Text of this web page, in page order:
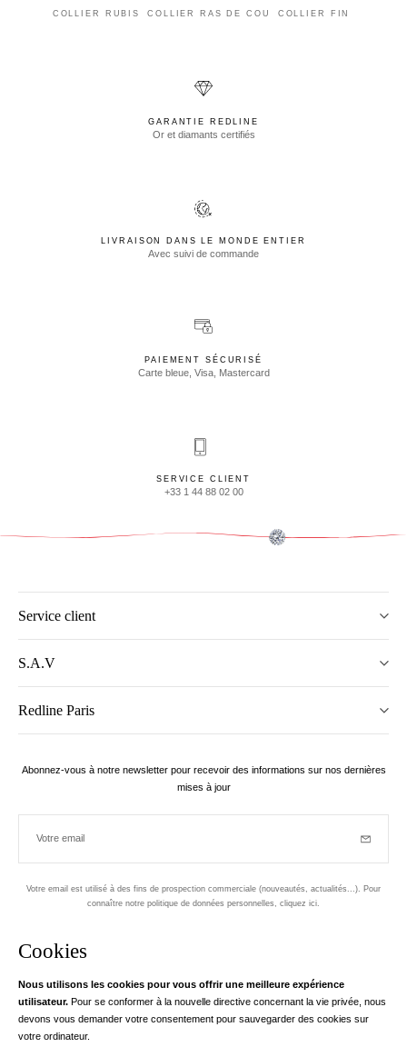
Cookies
Nous utilisons les cookies pour vous offrir une meilleure expérience
utilisateur. Pour se conformer à la nouvelle directive concernant la vie privée, nous
devons vous demander votre consentement pour sauvegarder des cookies sur
votre ordinateur.
COLLIER RUBIS COLLIER RAS DE COU COLLIER FIN
GARANTIE REDLINE
Or et diamants certifiés
LIVRAISON DANS LE MONDE ENTIER
Avec suivi de commande
PAIEMENT SÉCURISÉ
Carte bleue, Visa, Mastercard
SERVICE CLIENT
+33 1 44 88 02 00
Service client
S.A.V
Redline Paris
Abonnez-vous à notre newsletter pour recevoir des informations sur nos dernières
mises à jour
Votre email
Votre email est utilisé à des fins de prospection commerciale (nouveautés, actualités...). Pour
connaître notre politique de données personnelles, cliquez ici
Instagram
Votre adresse email